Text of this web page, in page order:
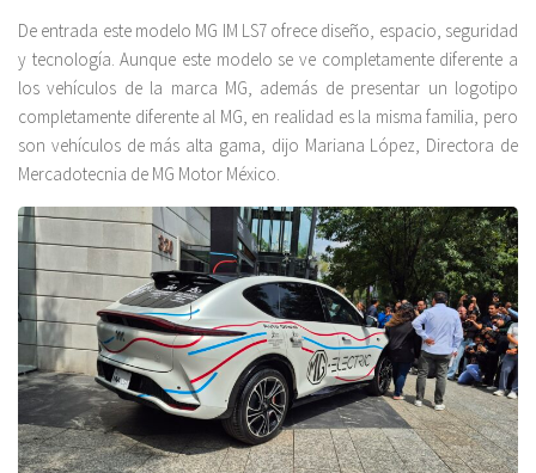
De entrada este modelo MG IM LS7 ofrece diseño, espacio, seguridad
y tecnología. Aunque este modelo se ve completamente diferente a
los vehículos de la marca MG, además de presentar un logotipo
completamente diferente al MG, en realidad es la misma familia, pero
son vehículos de más alta gama, dijo Mariana López, Directora de
Mercadotecnia de MG Motor México.